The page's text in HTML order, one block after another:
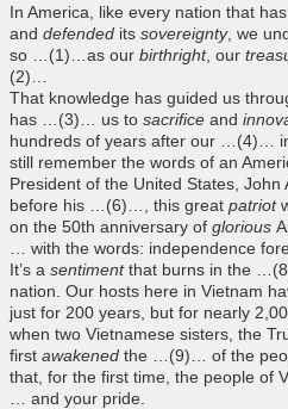
In America, like every nation that
and defended its sovereignty, we
so …(1)…as our birthright, our
(2)…
That knowledge has guided us
has …(3)…
us to sacrifice and
hundreds of years after our …(4)…
still remember the words of an
President of the United States, John
before his …(6)…, this great patriot
on the 50th anniversary of glorious
with the words: independence
It’s a sentimentthat burns in the
nation. Our hosts here in Vietnam
just for 200 years, but for nearly
when two Vietnamese sisters, the
first awakened the …(9)…
of the
that, for the first time, the people of
and your pride.